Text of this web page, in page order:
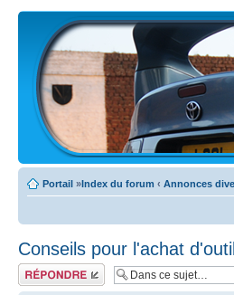
Portail »Index du forum ‹ Annonces
Conseils pour l'achat
Écrire un
commentaire